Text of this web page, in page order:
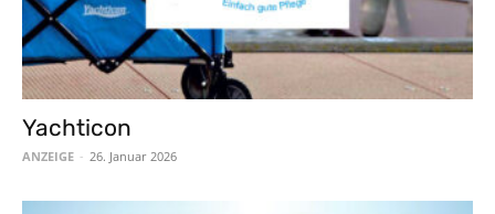
Yachticon
ANZEIGE - 26. Januar 2026